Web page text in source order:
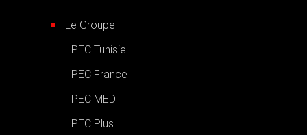
Le Groupe
PEC Tunisie
PEC France
PEC MED
PEC Plus